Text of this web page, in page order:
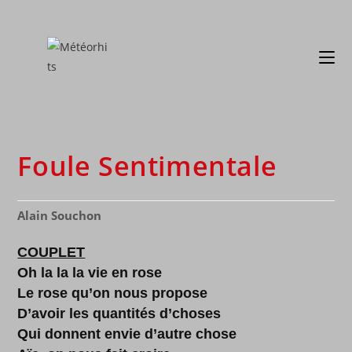
Foule Sentimentale
Alain Souchon
COUPLET
Oh la la la vie en rose
Le rose qu’on nous propose
D’avoir les quantités d’choses
Qui donnent envie d’autre chose